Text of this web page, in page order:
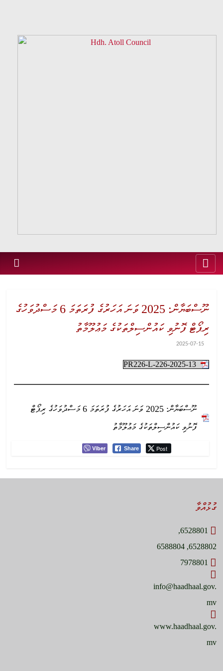
ނޫސްބަޔާން: 2025 ވަނަ އަހަރުގެ ފުރަތަމަ 6 މަސްދުވަހުގެ
ރިޕޯޓް ފޮނުވި ކައުންސިލްތަކުގެ މަޢުލޫމާތު
2025-07-15
PR226-L-226-2025-13
ނޫސްބަޔާން: 2025 ވަނަ އަހަރުގެ ފުރަތަމަ 6 މަސްދުވަހުގެ ރިޕޯޓް
ފޮނުވި ކައުންސިލްތަކުގެ މަޢުލޫމާތު
Viber Share Post
ގުޅުއްވާ
6528801,
6528802, 6588804
info@haadhaal.gov.
mv
www.haadhaal.gov.
mv